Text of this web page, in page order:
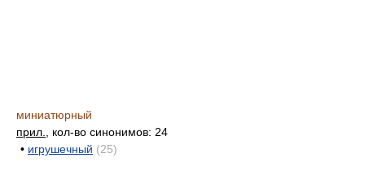
миниатюрный
прил.
, кол-во синонимов: 24
• игрушечный (25)